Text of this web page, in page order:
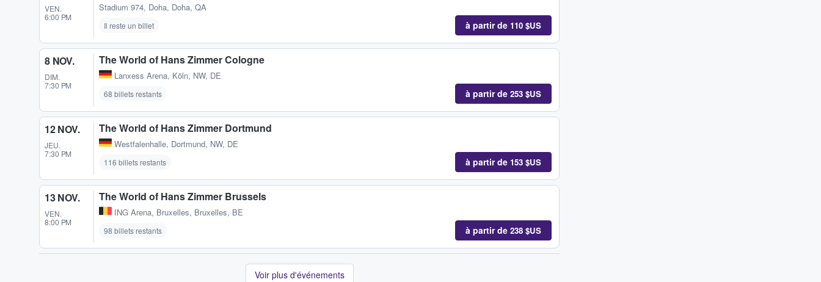
VEN.
6:00 PM
Stadium 974, Doha, Doha, QA
Il reste un billet à partir de 110 $US
8 NOV.
DIM.
7:30 PM
The World of Hans Zimmer Cologne
Lanxess Arena, Köln, NW, DE
68 billets restants à partir de 253 $US
12 NOV.
JEU.
7:30 PM
The World of Hans Zimmer Dortmund
Westfalenhalle, Dortmund, NW, DE
116 billets restants à partir de 153 $US
13 NOV.
VEN.
8:00 PM
The World of Hans Zimmer Brussels
ING Arena, Bruxelles, Bruxelles, BE
98 billets restants à partir de 238 $US
Voir plus d'événements